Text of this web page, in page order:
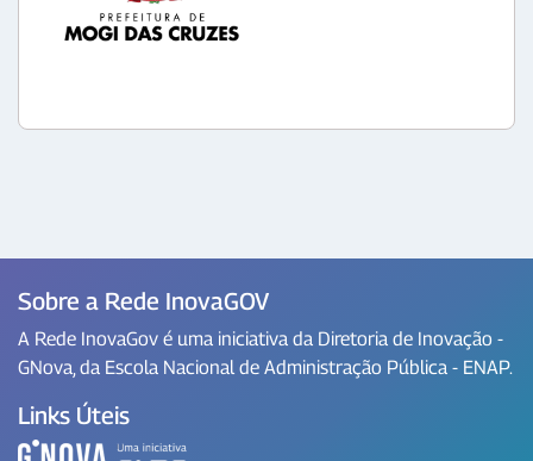
Sobre a Rede InovaGOV
A Rede InovaGov é uma iniciativa da Diretoria de Inovação -
GNova, da Escola Nacional de Administração Pública - ENAP.
Links Úteis